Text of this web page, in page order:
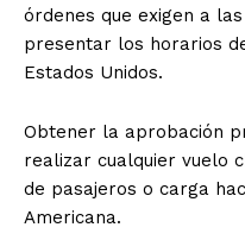
órdenes que exigen a
presentar los horarios
Estados Unidos.
Obtener la aprobación
realizar cualquier vuelo
de pasajeros o carga
Americana.